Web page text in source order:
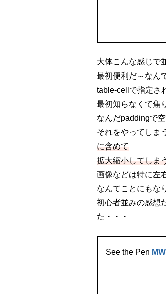
大体こんな感じで
最初便利だ～なん
table-cellで指定さ
最初知らなくて焦
なんだpaddingで
それをやってしま
に含めて
拡大縮小してしま
画像などは特に左
なんてことにもな
初心者並みの感想
た・・・
See the Pen